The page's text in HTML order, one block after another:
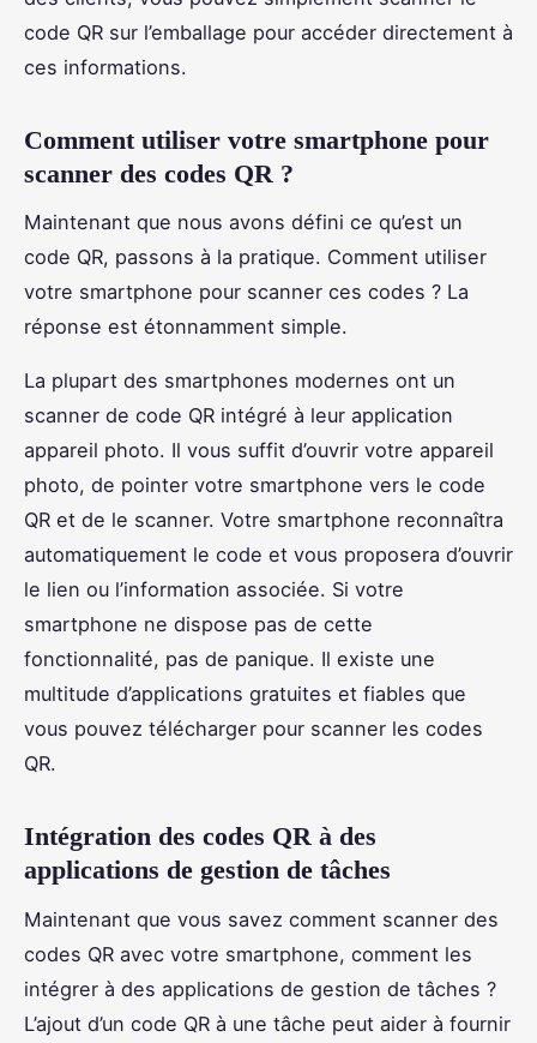
code QR sur l’emballage pour accéder directement à
ces informations.
Comment utiliser votre smartphone pour
scanner des codes QR ?
Maintenant que nous avons défini ce qu’est un
code QR, passons à la pratique. Comment utiliser
votre smartphone pour scanner ces codes ? La
réponse est étonnamment simple.
La plupart des smartphones modernes ont un
scanner de code QR intégré à leur application
appareil photo. Il vous suffit d’ouvrir votre appareil
photo, de pointer votre smartphone vers le code
QR et de le scanner. Votre smartphone reconnaîtra
automatiquement le code et vous proposera d’ouvrir
le lien ou l’information associée. Si votre
smartphone ne dispose pas de cette
fonctionnalité, pas de panique. Il existe une
multitude d’applications gratuites et fiables que
vous pouvez télécharger pour scanner les codes
QR.
Intégration des codes QR à des
applications de gestion de tâches
Maintenant que vous savez comment scanner des
codes QR avec votre smartphone, comment les
intégrer à des applications de gestion de tâches ?
L’ajout d’un code QR à une tâche peut aider à fournir